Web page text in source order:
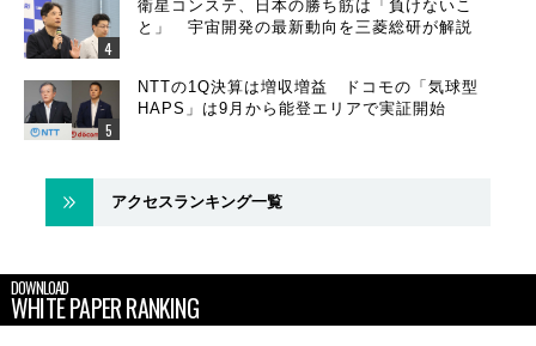
衛星コンステ、日本の勝ち筋は「負けないこ
と」 宇宙開発の最新動向を三菱総研が解説
NTTの1Q決算は増収増益 ドコモの「気球型
HAPS」は9月から能登エリアで実証開始
アクセスランキング一覧
DOWNLOAD
WHITE PAPER RANKING